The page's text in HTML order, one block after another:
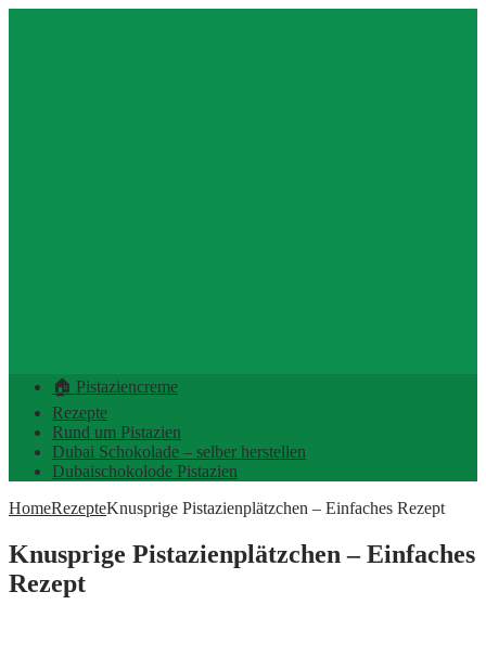
🏠 Pistaziencreme
Rezepte
Rund um Pistazien
Dubai Schokolade – selber herstellen
Dubaischokolode Pistazien
HomeRezepteKnusprige Pistazienplätzchen – Einfaches Rezept
Knusprige Pistazienplätzchen – Einfaches
Rezept